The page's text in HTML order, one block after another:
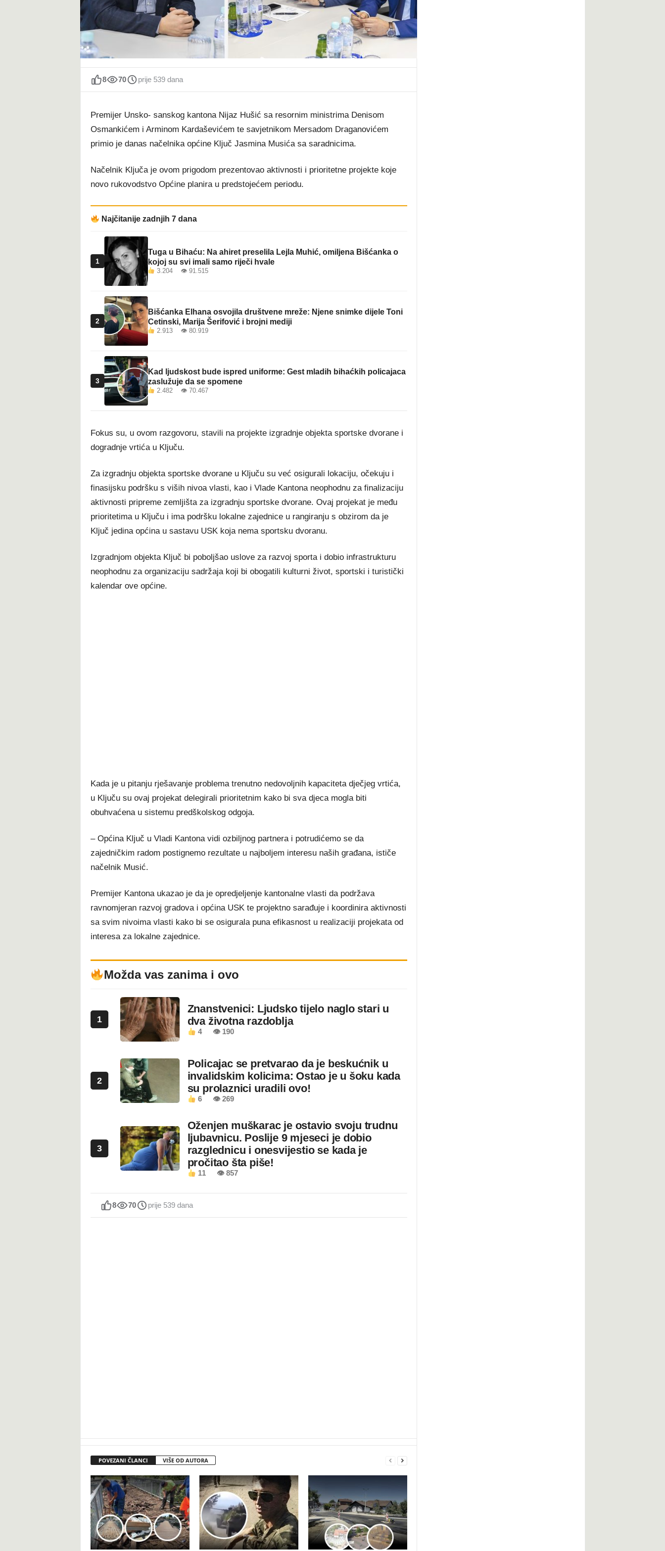
t
8 70 prije 539 dana
Premijer Unsko- sanskog kantona Nijaz Hušić sa resornim ministrima Denisom
Osmankićem i Arminom Kardaševićem te savjetnikom Mersadom Draganovićem
primio je danas načelnika općine Ključ Jasmina Musića sa saradnicima.
Načelnik Ključa je ovom prigodom prezentovao aktivnosti i prioritetne projekte koje
novo rukovodstvo Općine planira u predstojećem periodu.
Najčitanije zadnjih 7 dana
1
Tuga u Bihaću: Na ahiret preselila Lejla Muhić, omiljena Bišćanka o
kojoj su svi imali samo riječi hvale
3.204 👁 91.515
2
Bišćanka Elhana osvojila društvene mreže: Njene snimke dijele Toni
Cetinski, Marija Šerifović i brojni mediji
2.913 👁 80.919
3
Kad ljudskost bude ispred uniforme: Gest mladih bihaćkih policajaca
zaslužuje da se spomene
2.482 👁 70.467
Fokus su, u ovom razgovoru, stavili na projekte izgradnje objekta sportske dvorane i
dogradnje vrtića u Ključu.
Za izgradnju objekta sportske dvorane u Ključu su već osigurali lokaciju, očekuju i
finasijsku podršku s viših nivoa vlasti, kao i Vlade Kantona neophodnu za finalizaciju
aktivnosti pripreme zemljišta za izgradnju sportske dvorane. Ovaj projekat je među
prioritetima u Ključu i ima podršku lokalne zajednice u rangiranju s obzirom da je
Ključ jedina općina u sastavu USK koja nema sportsku dvoranu.
Izgradnjom objekta Ključ bi poboljšao uslove za razvoj sporta i dobio infrastrukturu
neophodnu za organizaciju sadržaja koji bi obogatili kulturni život, sportski i turistički
kalendar ove općine.
Kada je u pitanju rješavanje problema trenutno nedovoljnih kapaciteta dječjeg vrtića,
u Ključu su ovaj projekat delegirali prioritetnim kako bi sva djeca mogla biti
obuhvaćena u sistemu predškolskog odgoja.
– Općina Ključ u Vladi Kantona vidi ozbiljnog partnera i potrudićemo se da
zajedničkim radom postignemo rezultate u najboljem interesu naših građana, ističe
načelnik Musić.
Premijer Kantona ukazao je da je opredjeljenje kantonalne vlasti da podržava
ravnomjeran razvoj gradova i općina USK te projektno sarađuje i koordinira aktivnosti
sa svim nivoima vlasti kako bi se osigurala puna efikasnost u realizaciji projekata od
interesa za lokalne zajednice.
Možda vas zanima i ovo
1
Znanstvenici: Ljudsko tijelo naglo stari u
dva životna razdoblja
4 👁 190
2
Policajac se pretvarao da je beskućnik u
invalidskim kolicima: Ostao je u šoku kada
su prolaznici uradili ovo!
6 👁 269
3
Oženjen muškarac je ostavio svoju trudnu
ljubavnicu. Poslije 9 mjeseci je dobio
razglednicu i onesvijestio se kada je
pročitao šta piše!
11 👁 857
8 70 prije 539 dana
POVEZANI ČLANCI VIŠE OD AUTORA